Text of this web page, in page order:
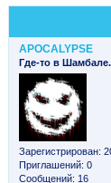
APOCALYPSE
Где-то в
Зарегистрирован:
Приглашений: 0
Сообщений: 16